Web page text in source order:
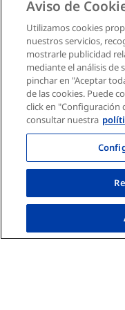
Mapa del sitio
Canal denuncias
Tu email
Debes aceptar la
Deseo recibir
email según la
Aviso de
Utilizamos cookies
nuestros servicios,
mostrarle publicidad
mediante el análisis de
pinchar en "Aceptar
de las cookies. Puede
click en "Configuración
consultar nuestra